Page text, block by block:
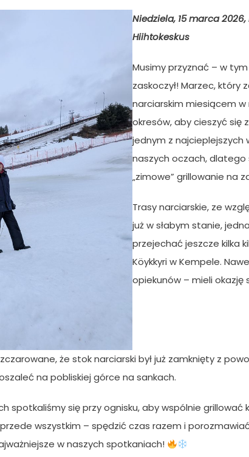
Niedziela, 15 marca
Hiihtokeskus
Musimy przyznać – w
zaskoczył! Marzec, który
narciarskim miesiącem w
okresów, aby cieszyć się
jednym z najcieplejszych
naszych oczach, dlatego
„zimowe” grillowanie na
Trasy narciarskie, ze
już w słabym stanie,
przejechać jeszcze kilka
Köykkyri w Kempele.
opiekunów – mieli
że stok narciarski był już zamknięty z
na pobliskiej górce na sankach.
spotkaliśmy się przy ognisku, aby wspólnie grillować
wszystkim – spędzić czas razem i
w naszych spotkaniach!